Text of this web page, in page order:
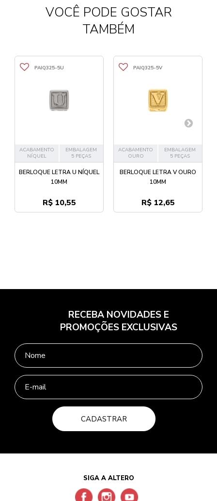
VOCÊ PODE GOSTAR
TAMBÉM
PAIQ325-5U
ACABAMENTO
NÍQUEL
EMBALAGEM
5 PEÇAS
BERLOQUE LETRA U NÍQUEL
10MM
R$ 10,55
PAIQ325-5V
ACABAMENTO
OURO
EMBALAGEM
5 PEÇAS
BERLOQUE LETRA V OURO
10MM
R$ 12,65
RECEBA NOVIDADES E
PROMOÇÕES EXCLUSIVAS
CADASTRAR
SIGA A ALTERO